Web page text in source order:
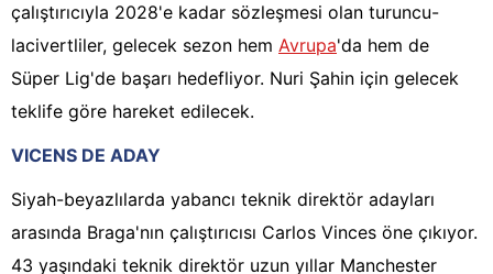
çalıştırıcıyla 2028'e kadar sözleşmesi olan turuncu-
lacivertliler, gelecek sezon hem Avrupa'da hem de
Süper Lig'de başarı hedefliyor. Nuri Şahin için gelecek
teklife göre hareket edilecek.
VICENS DE ADAY
Siyah-beyazlılarda yabancı teknik direktör adayları
arasında Braga'nın çalıştırıcısı Carlos Vinces öne çıkıyor.
43 yaşındaki teknik direktör uzun yıllar Manchester